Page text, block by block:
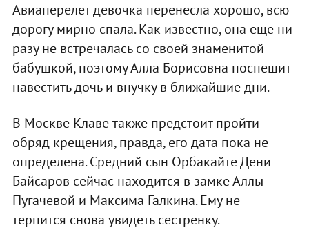
Авиаперелет девочка перенесла хорошо, всю
дорогу мирно спала. Как известно, она еще ни
разу не встречалась со своей знаменитой
бабушкой, поэтому Алла Борисовна поспешит
навестить дочь и внучку в ближайшие дни.
В Москве Клаве также предстоит пройти
обряд крещения, правда, его дата пока не
определена. Средний сын Орбакайте Дени
Байсаров сейчас находится в замке Аллы
Пугачевой и Максима Галкина. Ему не
терпится снова увидеть сестренку.